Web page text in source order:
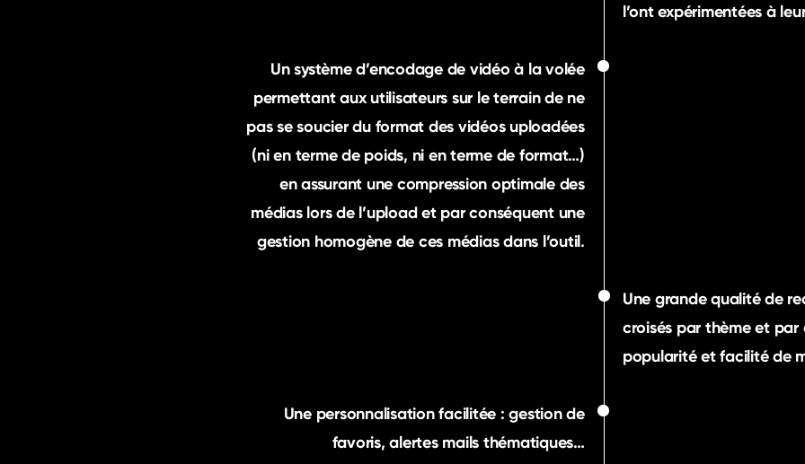
l’ont expérimentées à
Un système d’encodage de vidéo à la volée
permettant aux utilisateurs sur le terrain de ne
pas se soucier du format des vidéos uploadées
(ni en terme de poids, ni en terme de format…)
en assurant une compression optimale des
médias lors de l’upload et par conséquent une
gestion homogène de ces médias dans l’outil.
Une grande qualité de
croisés par thème et par
popularité et facilité de
Une personnalisation facilitée : gestion de
favoris, alertes mails thématiques…